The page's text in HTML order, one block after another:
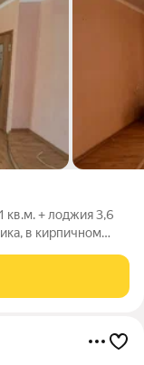
кв.м. + лоджия 3,6
в кирпичном
этаже, окна